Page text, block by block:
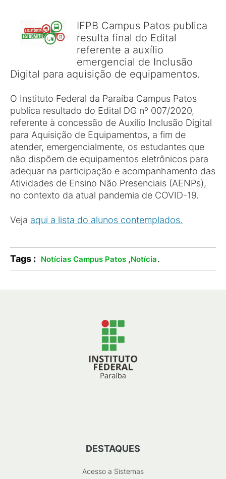
IFPB Campus Patos publica
resulta final do Edital
referente a auxílio
emergencial de Inclusão
Digital para aquisição de equipamentos.
O Instituto Federal da Paraíba Campus Patos
publica resultado do Edital DG nº 007/2020,
referente à concessão de Auxílio Inclusão Digital
para Aquisição de Equipamentos, a fim de
atender, emergencialmente, os estudantes que
não dispõem de equipamentos eletrônicos para
adequar na participação e acompanhamento das
Atividades de Ensino Não Presenciais (AENPs),
no contexto da atual pandemia de COVID-19.
Veja aqui a lista do alunos contemplados.
Tags : Notícias Campus Patos ,Notícia.
DESTAQUES
Acesso a Sistemas